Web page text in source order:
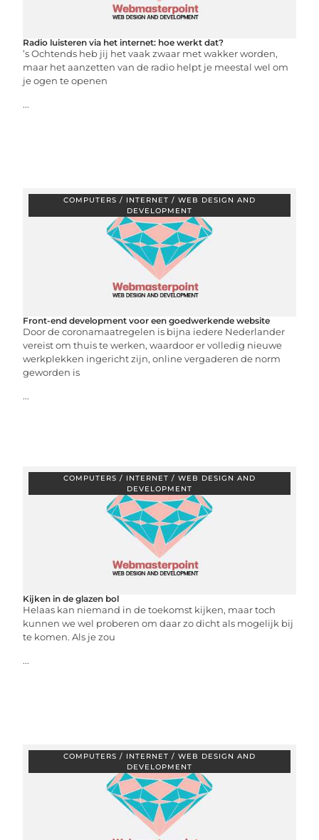
Radio luisteren via het internet: hoe werkt dat?
’s Ochtends heb jij het vaak zwaar met wakker worden,
maar het aanzetten van de radio helpt je meestal wel om
je ogen te openen
...
COMPUTERS / INTERNET / WEB DESIGN AND
DEVELOPMENT
Front-end development voor een goedwerkende website
Door de coronamaatregelen is bijna iedere Nederlander
vereist om thuis te werken, waardoor er volledig nieuwe
werkplekken ingericht zijn, online vergaderen de norm
geworden is
...
COMPUTERS / INTERNET / WEB DESIGN AND
DEVELOPMENT
Kijken in de glazen bol
Helaas kan niemand in de toekomst kijken, maar toch
kunnen we wel proberen om daar zo dicht als mogelijk bij
te komen. Als je zou
...
COMPUTERS / INTERNET / WEB DESIGN AND
DEVELOPMENT